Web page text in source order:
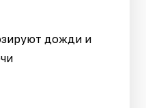
дожди и